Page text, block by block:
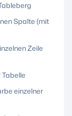
Spalte (mit
Zeile
einzelner